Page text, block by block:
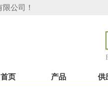
公司！
首页 产品 供